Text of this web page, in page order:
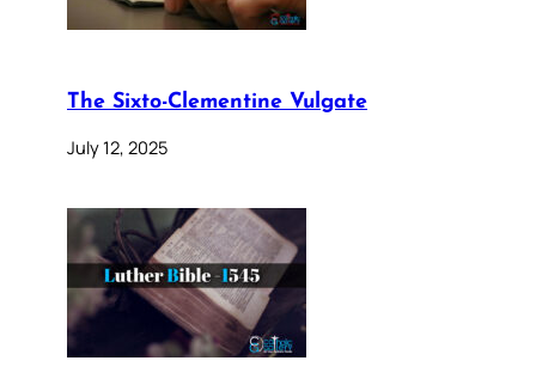
The Sixto-Clementine Vulgate
July 12, 2025